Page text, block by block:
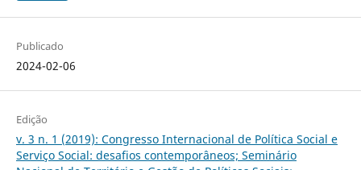
Publicado
2024-02-06
Edição
v. 3 n. 1 (2019): Congresso Internacional de Política Social e
Serviço Social: desafios contemporâneos; Seminário